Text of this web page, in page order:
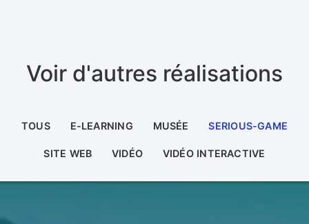
Voir d'autres réalisations
TOUS E-LEARNING MUSÉE SERIOUS-GAME
SITE WEB VIDÉO VIDÉO INTERACTIVE